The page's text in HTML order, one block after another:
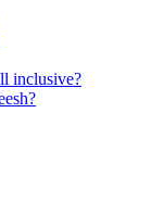
inclusive?